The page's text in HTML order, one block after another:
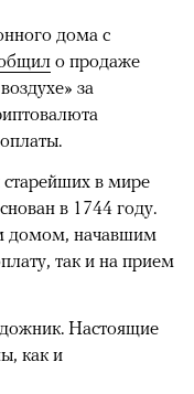
дома с
о продаже
за
в мире
в 1744 году.
домом, начавшим
так и на прием
Настоящие
как и